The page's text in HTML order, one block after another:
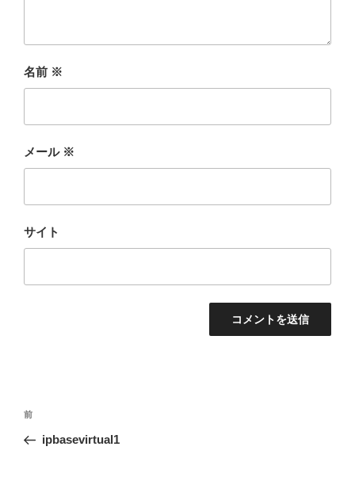
名前 ※
メール ※
サイト
投
ナ
前
の
前
ipbasevirtual1